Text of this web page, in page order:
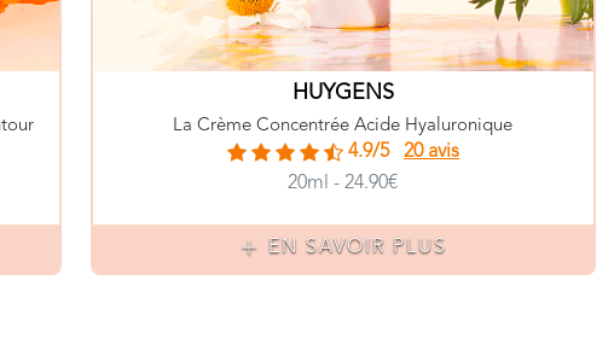
HUYGENS
La Crème Concentrée Acide Hyaluronique
4.9/5
20 avis
20ml - 24.90€
EN SAVOIR PLUS